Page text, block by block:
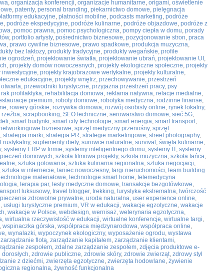
, organizacja konferencji, organizacje humanitarne, origami, oświetlenie
, patenty, personal branding, piekarnictwo domowe, pielęgnacja
edukacyjne, płatności mobilne, podcasts marketing, podróże
, podróże ekspedycyjne, podróże kulinarne, podróże objazdowe, podróże z
, pomoc prawna, pomoc psychologiczna, pompy ciepła w domu, porady
, portfolio artysty, pośrednictwo biznesowe, pozycjonowanie stron, praca
, prawo cywilne biznesowe, prawo spadkowe, produkcja muzyczna,
bez laktozy, produkty tradycyjne, produkty wegańskie, profile
ogrodzeń, projektowanie światła, projektowanie ubrań, projektowanie UI ,
, projekty domów nowoczesnych, projekty ekologiczne społeczne, projekty
inwestycyjne, projekty krajobrazowe wertykalne, projekty kulturalne,
edukacyjne, projekty wnętrz, przechowywanie, przestrzeń
, przewodniki turystyczne, przyjazna przestrzeń pracy, psy
rak profilaktyka, rehabilitacja domowa, reklama natywna, relacje medialne,
premium, roboty domowe, robotyka medyczna, rodzinne finanse,
, rowery górskie, rozrywka domowa, rozwój osobisty online, rynek lokalny,
rzeźba, scrapbooking, SEO techniczne, serowarstwo domowe, sieć 5G,
, smart budynki, smart city technologie, smart energia, smart transport,
biznesowe, sprzęt medyczny przenośny, sprzęt
, strategia marki, strategia PR, strategie marketingowe, street photography,
rustykalny, suplementy diety, surowce naturalne, survival , święta kulinarne,
, systemy ERP w firmie, systemy inteligentnego domu, systemy IT, systemy
domowych, szkoła filmowa projekty, szkoła muzyczna, szkoła tańca,
, sztuka gotowania, sztuka kulinarna regionalna, sztuka negocjacji,
, sztuka w internecie, taniec nowoczesny, targi nieruchomości, team building
materiałowe, technologie smart home, telemedycyna
, terapia par, testy medyczne domowe, transakcje bezgotówkowe,
luksusowy, travel blogger, trekking, turystyka ekstremalna, twórczość
zdrowotne prywatne, uroda naturalna, user experience online,
, usługi turystyczne premium, VR w edukacji, wakacje egzotyczne, wakacje
, wakacje w Polsce, webdesign, wernisaż, weterynaria egzotyczna,
, wirtualna rzeczywistość w edukacji, wirtualne konferencje, wirtualne targi,
, wspinaczka górska, współpraca międzynarodowa, współpraca online,
, wynalazki, wypoczynek ekologiczny, wyposażenie ogrodu, wystawa
zarządzanie flotą, zarządzanie kapitałem, zarządzanie klientami,
zespołem, zdalne zarządzanie zespołem, zdjęcia produktowe e-
, zdrowie publiczne, zdrowie skóry, zdrowie zwierząt, zdrowy styl
z dziećmi, zwierzęta egzotyczne, zwierzęta hodowlane, żywienie
regionalna, żywność funkcjonalna